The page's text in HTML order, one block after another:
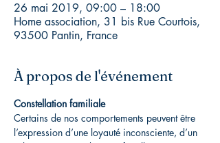
26 mai 2019, 09:00 – 18:00
Home association, 31 bis Rue Courtois,
93500 Pantin, France
À propos de l'événement
Certains de nos comportements peuvent être
l’expression d’une loyauté inconsciente, d’un